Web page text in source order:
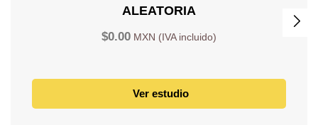
ALEATORIA
$0.00
Ver estudio